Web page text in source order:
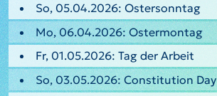
So, 05.04.2026: Ostersonntag
Mo, 06.04.2026: Ostermontag
Fr, 01.05.2026: Tag der Arbeit
So, 03.05.2026: Constitution Day